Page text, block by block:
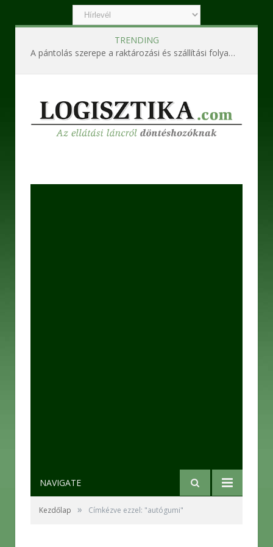
TRENDING
A pántolás szerepe a raktározási és szállítási folyamatokban
NAVIGATE
Kezdőlap » Címkézve ezzel: "autógumi"